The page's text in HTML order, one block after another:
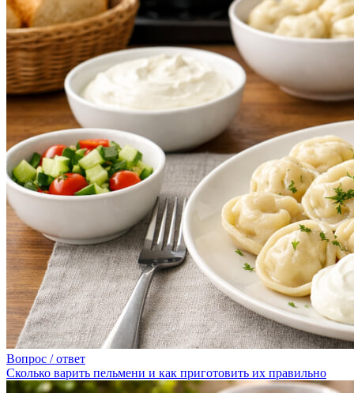
Вопрос / ответ
Сколько варить пельмени и как приготовить их правильно